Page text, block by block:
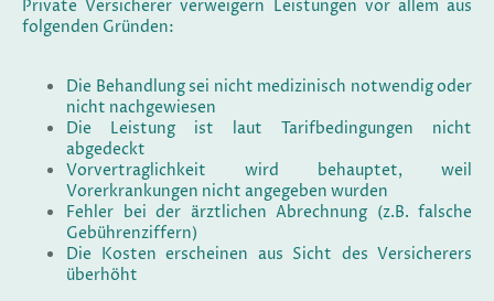
Private Versicherer verweigern Leistungen vor allem aus
folgenden Gründen:
Die Behandlung sei nicht medizinisch notwendig oder
nicht nachgewiesen
Die Leistung ist laut Tarifbedingungen nicht
abgedeckt
Vorvertraglichkeit wird behauptet, weil
Vorerkrankungen nicht angegeben wurden
Fehler bei der ärztlichen Abrechnung (z.B. falsche
Gebührenziffern)
Die Kosten erscheinen aus Sicht des Versicherers
überhöht​